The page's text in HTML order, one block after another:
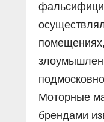
Моторные
брендами